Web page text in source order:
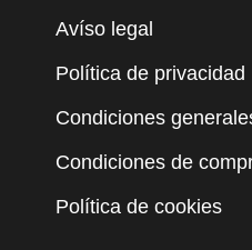
Avíso legal
Política de privacidad
Condiciones
Condiciones de
Política de cookies